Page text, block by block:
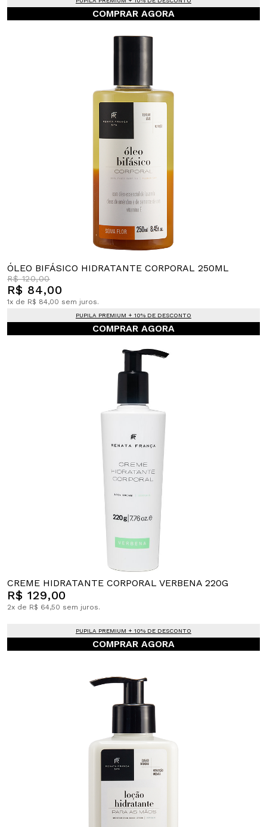
COMPRAR AGORA
ÓLEO BIFÁSICO HIDRATANTE CORPORAL 250ML
R$ 120,00
R$ 84,00
1x de R$ 84,00 sem juros.
PUPILA PREMIUM + 10% DE DESCONTO
COMPRAR AGORA
CREME HIDRATANTE CORPORAL VERBENA 220G
R$ 129,00
2x de R$ 64,50 sem juros.
PUPILA PREMIUM + 10% DE DESCONTO
COMPRAR AGORA